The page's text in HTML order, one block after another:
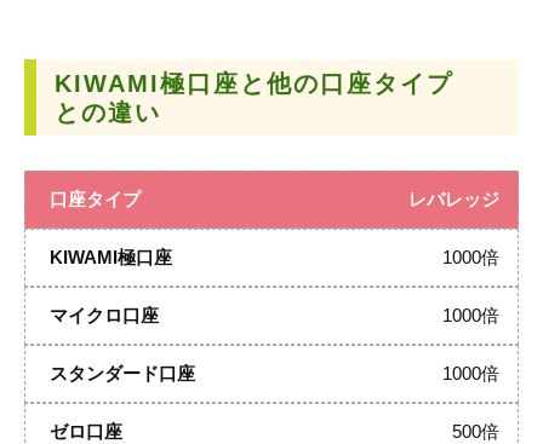
KIWAMI極口座と他の口座タイプ
との違い
レバレッジ
1000倍
1000倍
1000倍
500倍